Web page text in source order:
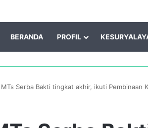
BERANDA PROFIL
MTs Serba Bakti tingkat akhir, ikuti Pembinaan